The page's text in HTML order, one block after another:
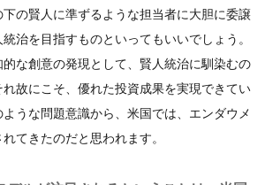
の賢人に準ずるような担当者に大胆に委譲
治を目指すものといってもいいでしょう。
な創意の発現として、賢人統治に馴染むの
故にこそ、優れた投資成果を実現できてい
うな問題意識から、米国では、エンダウメ
てきたのだと思われます。